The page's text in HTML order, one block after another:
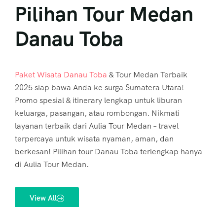
Pilihan Tour Medan
Danau Toba
Paket Wisata Danau Toba & Tour Medan Terbaik
2025 siap bawa Anda ke surga Sumatera Utara!
Promo spesial & itinerary lengkap untuk liburan
keluarga, pasangan, atau rombongan. Nikmati
layanan terbaik dari Aulia Tour Medan – travel
terpercaya untuk wisata nyaman, aman, dan
berkesan! Pilihan tour Danau Toba terlengkap hanya
di Aulia Tour Medan.
View All